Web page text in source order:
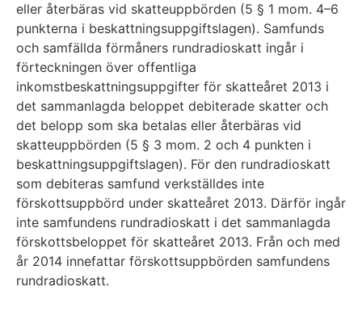
eller återbäras vid skatteuppbörden (5 § 1 mom. 4–6
punkterna i beskattningsuppgiftslagen). Samfunds
och samfällda förmåners rundradioskatt ingår i
förteckningen över offentliga
inkomstbeskattningsuppgifter för skatteåret 2013 i
det sammanlagda beloppet debiterade skatter och
det belopp som ska betalas eller återbäras vid
skatteuppbörden (5 § 3 mom. 2 och 4 punkten i
beskattningsuppgiftslagen). För den rundradioskatt
som debiteras samfund verkställdes inte
förskottsuppbörd under skatteåret 2013. Därför ingår
inte samfundens rundradioskatt i det sammanlagda
förskottsbeloppet för skatteåret 2013. Från och med
år 2014 innefattar förskottsuppbörden samfundens
rundradioskatt.